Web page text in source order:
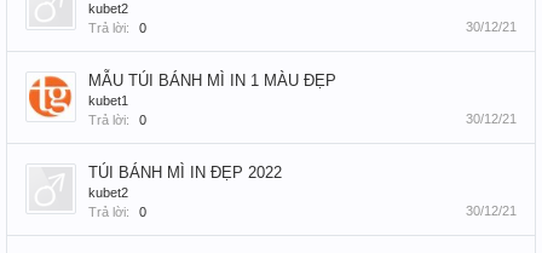
kubet2
Trả lời:
0 30/12/21
MẪU TÚI BÁNH MÌ IN 1 MÀU ĐẸP
kubet1
Trả lời:
0 30/12/21
TÚI BÁNH MÌ IN ĐẸP 2022
kubet2
Trả lời:
0 30/12/21